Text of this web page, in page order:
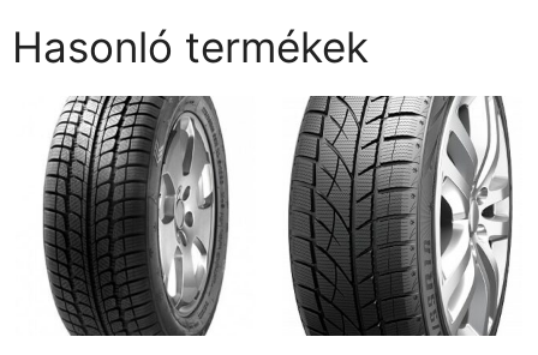
Hasonló termékek